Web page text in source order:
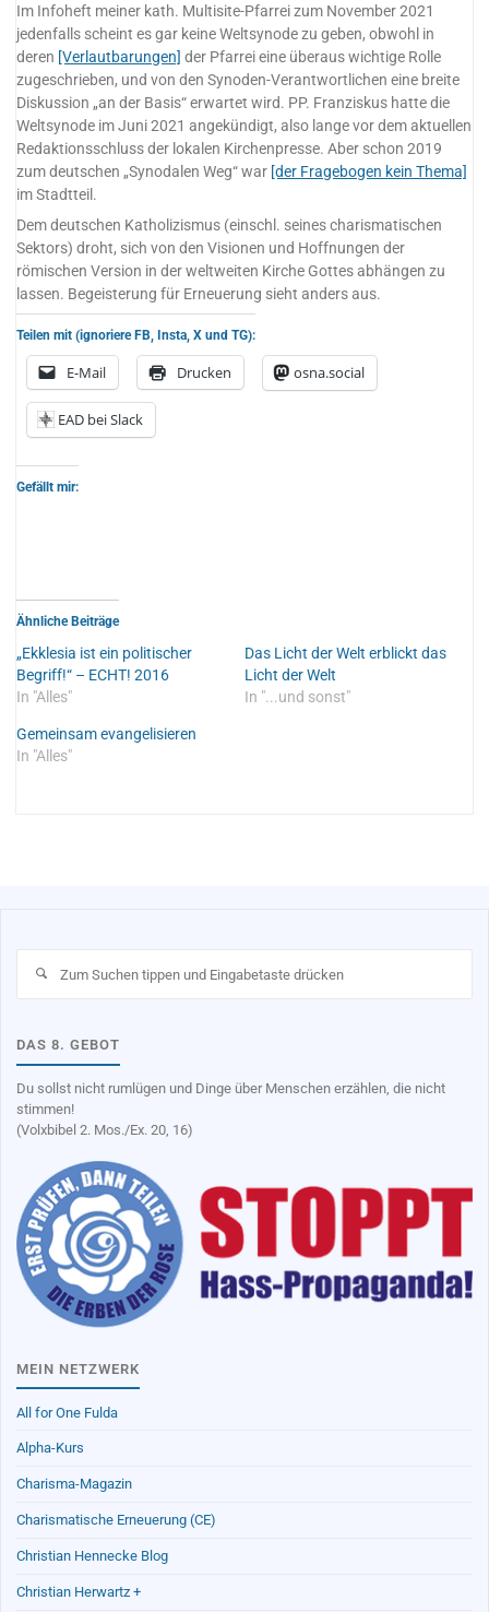
Im Infoheft meiner kath. Multisite-Pfarrei zum November 2021
jedenfalls scheint es gar keine Weltsynode zu geben, obwohl in
deren [Verlautbarungen] der Pfarrei eine überaus wichtige Rolle
zugeschrieben, und von den Synoden-Verantwortlichen eine breite
Diskussion „an der Basis“ erwartet wird. PP. Franziskus hatte die
Weltsynode im Juni 2021 angekündigt, also lange vor dem aktuellen
Redaktionsschluss der lokalen Kirchenpresse. Aber schon 2019
zum deutschen „Synodalen Weg“ war [der Fragebogen kein Thema]
im Stadtteil.
Dem deutschen Katholizismus (einschl. seines charismatischen
Sektors) droht, sich von den Visionen und Hoffnungen der
römischen Version in der weltweiten Kirche Gottes abhängen zu
lassen. Begeisterung für Erneuerung sieht anders aus.
Teilen mit (ignoriere FB, Insta, X und TG):
E-Mail Drucken osna.social
EAD bei Slack
Gefällt mir:
Ähnliche Beiträge
„Ekklesia ist ein politischer
Begriff!“ – ECHT! 2016
In "Alles"
Das Licht der Welt erblickt das
Licht der Welt
In "...und sonst"
Gemeinsam evangelisieren
In "Alles"
DAS 8. GEBOT
Du sollst nicht rumlügen und Dinge über Menschen erzählen, die nicht
stimmen!
(Volxbibel 2. Mos./Ex. 20, 16)
MEIN NETZWERK
All for One Fulda
Alpha-Kurs
Charisma-Magazin
Charismatische Erneuerung (CE)
Christian Hennecke Blog
Christian Herwartz +